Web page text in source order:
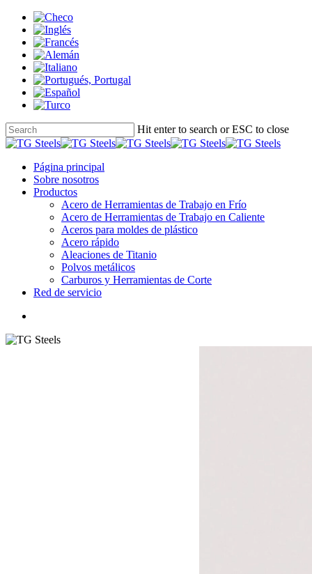
Skip
main
content
Hit enter to search or ESC to close
Close
search
Menu
Página principal
Sobre nosotros
Productos
Acero de Herramientas de Trabajo en Frío
Acero de Herramientas de Trabajo en Caliente
Aceros para moldes de plástico
Acero rápido
Aleaciones de Titanio
Polvos metálicos
Carburos y Herramientas de Corte
Red de servicio